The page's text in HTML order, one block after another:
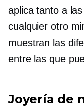
aplica tanto a
cualquier otro
muestran las
entre las que
Joyería de